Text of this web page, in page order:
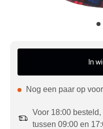
In
Nog een paar op
Voor 18:00
tussen 09:00 en